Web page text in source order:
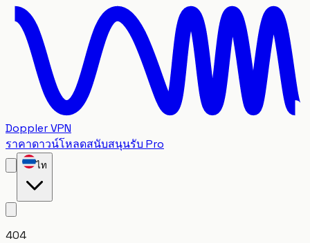
Doppler VPN
ราคาดาวน์โหลดสนับสนุนรับ Pro
ไท
404